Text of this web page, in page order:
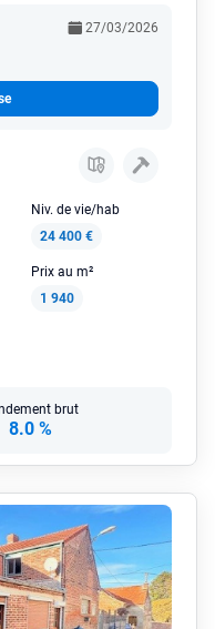
27/03/2026
Niv. de vie/hab
24 400 €
Prix au m²
1 940
brut
8.0 %